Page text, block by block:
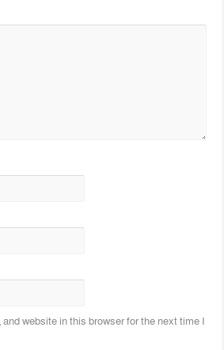
website in this browser for the next time I